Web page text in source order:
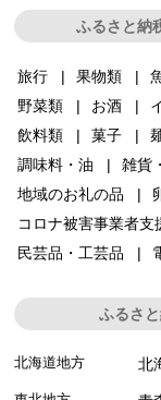
ふるさと納
旅行 果物類
野菜類
お酒
飲料類
菓子
調味料・油
雑貨
地域のお礼の品
コロナ被害事業者支
民芸品・工芸品
ふるさ
北海道地方 北